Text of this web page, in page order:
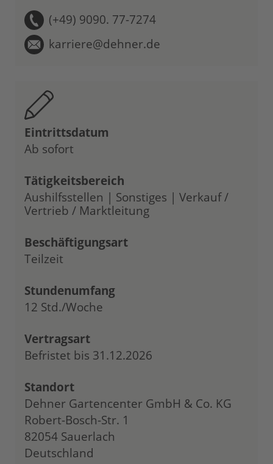
(+49) 9090. 77-7274
karriere@dehner.de
Eintrittsdatum
Ab sofort
Tätigkeitsbereich
Aushilfsstellen | Sonstiges | Verkauf /
Vertrieb / Marktleitung
Beschäftigungsart
Teilzeit
Stundenumfang
12 Std./Woche
Vertragsart
Befristet bis 31.12.2026
Standort
Dehner Gartencenter GmbH & Co. KG
Robert-Bosch-Str. 1
82054 Sauerlach
Deutschland